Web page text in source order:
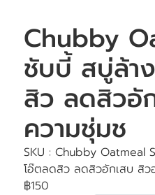
Chubby
ชับบี้ สบู่ล้า
สิว ลดสิวอั
ความชุ่มช
SKU : Chubby Oatmeal
โอ๊ตลดสิว ลดสิวอักเสบ สิ
฿150